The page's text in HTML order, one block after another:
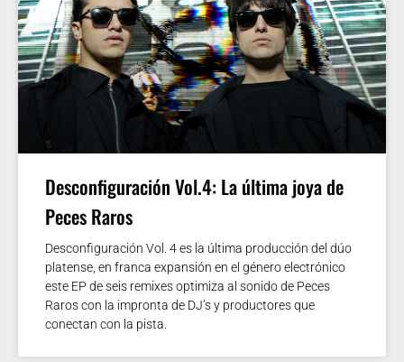
Desconfiguración Vol.4: La última joya de
Peces Raros
Desconfiguración Vol. 4 es la última producción del dúo
platense, en franca expansión en el género electrónico
este EP de seis remixes optimiza al sonido de Peces
Raros con la impronta de DJ’s y productores que
conectan con la pista.